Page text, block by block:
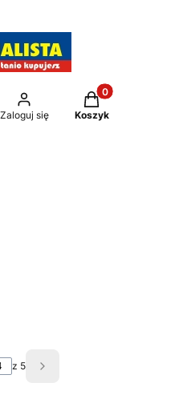
Zaloguj się
Produkty w
Koszyk
z 5 Następne produkty